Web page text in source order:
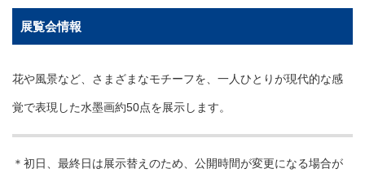
展覧会情報
花や風景など、さまざまなモチーフを、一人ひとりが現代的な感
覚で表現した水墨画約50点を展示します。
＊初日、最終日は展示替えのため、公開時間が変更になる場合が